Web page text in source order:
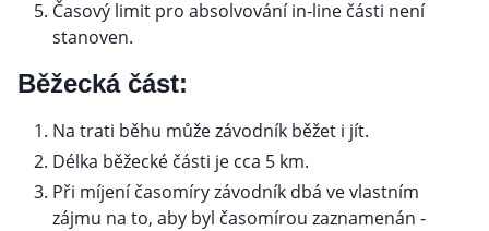
Časový limit pro absolvování in-line části není
stanoven.
Běžecká část:
Na trati běhu může závodník běžet i jít.
Délka běžecké části je cca 5 km.
Při míjení časomíry závodník dbá ve vlastním
zájmu na to, aby byl časomírou zaznamenán -